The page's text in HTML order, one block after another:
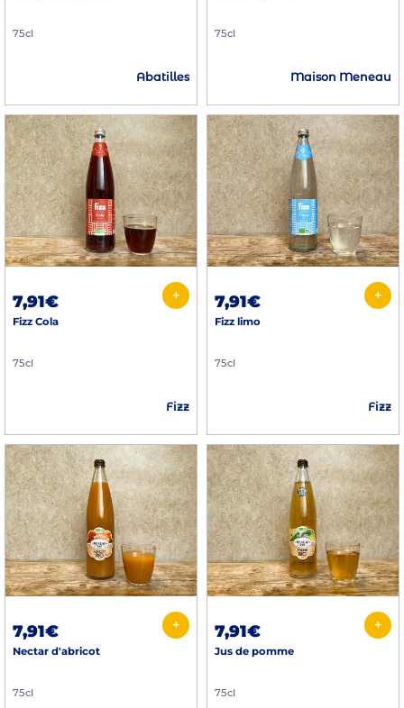
75cl
Abatilles
75cl
Maison Meneau
7,91€ +
Fizz Cola
75cl
Fizz
7,91€ +
Fizz limo
75cl
Fizz
7,91€ +
Nectar d'abricot
75cl
7,91€ +
Jus de pomme
75cl